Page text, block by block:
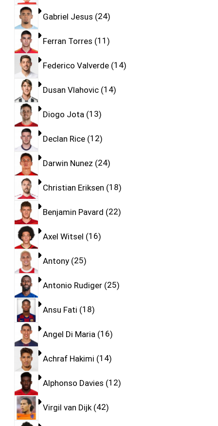
Gabriel Jesus 24
Ferran Torres 11
Federico Valverde 14
Dusan Vlahovic 14
Diogo Jota 13
Declan Rice 12
Darwin Nunez 24
Christian Eriksen 18
Benjamin Pavard 22
Axel Witsel 16
Antony 25
Antonio Rudiger 25
Ansu Fati 18
Angel Di Maria 16
Achraf Hakimi 14
Alphonso Davies 12
Virgil van Dijk 42